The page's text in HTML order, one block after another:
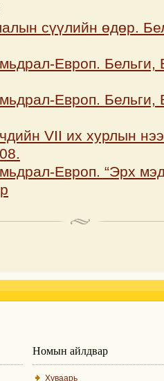
сүүлийн өдөр.
Европ. Бельги,
Европ. Бельги,
VII их хурлын
Европ. “Эрх
Номын айлдвар
Хуваарь